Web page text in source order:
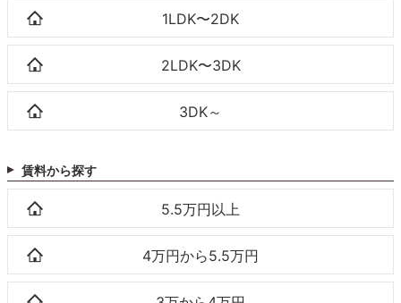
1LDK〜2DK
2LDK〜3DK
3DK～
賃料から探す
5.5万円以上
4万円から5.5万円